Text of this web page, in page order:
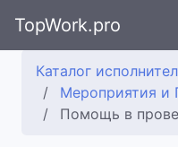
TopWork.pro
Каталог
Мероприятия и
Помощь в